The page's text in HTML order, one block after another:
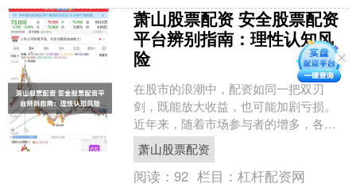
萧山股票配资 安全股票配资
平台辨别指南：理性认知风
险
在股市的浪潮中，配资如同一把双刃
剑，既能放大收益，也可能加剧亏损。
近年来，随着市场参与者的增多，各类
配资平台如雨后春笋般涌现，其中不乏
鱼目混珠者。如何在纷繁复杂....
萧山股票配资
阅读：92 栏目：杠杆配资网